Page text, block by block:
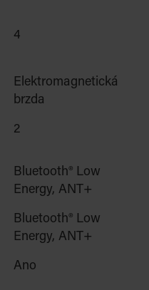
4
Elektromagnetická
brzda
2
Bluetooth® Low
Energy, ANT+
Bluetooth® Low
Energy, ANT+
Ano